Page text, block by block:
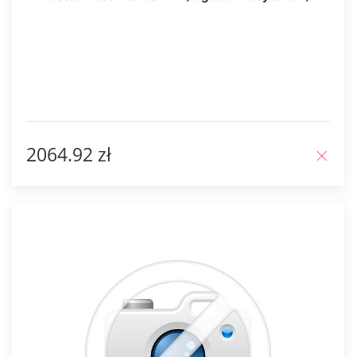
2064.92 zł